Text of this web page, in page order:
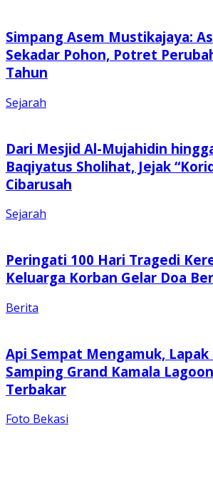
Simpang Asem Mustikajaya:
Sekadar Pohon, Potret
Tahun
Sejarah
Dari Mesjid Al-Mujahidin
Baqiyatus Sholihat, Jejak
Cibarusah
Sejarah
Peringati 100 Hari Tragedi
Keluarga Korban Gelar Doa
Berita
Api Sempat Mengamuk, Lapak
Samping Grand Kamala
Terbakar
Foto Bekasi